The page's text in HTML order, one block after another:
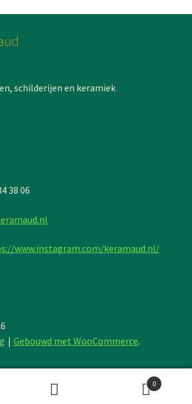
schilderijen en keramiek
38 06
www.instagram.com/keramaud.nl/
Gebouwd met WooCommerce.
0